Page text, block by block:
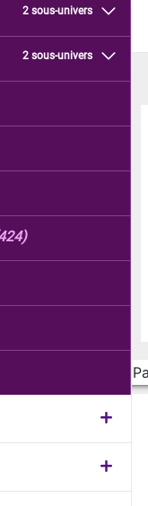
2 sous-univers
2 sous-univers